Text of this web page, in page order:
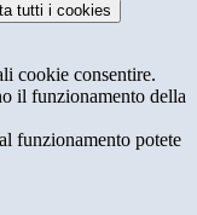
tutti i cookies
cookie consentire.
il funzionamento della
funzionamento potete